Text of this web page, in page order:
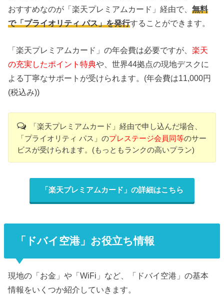
おすすめなのが「楽天プレミアムカード」経由で、無料
で「プライオリティ パス」を発行することができます。
「楽天プレミアムカード」の年会費は必要ですが、楽天
の充実したポイント特典や、世界44拠点の現地デスクに
よる丁寧なサポートが受けられます。(年会費は11,000円
(税込み))
「楽天プレミアムカード」経由で申し込んだ場合、
「プライオリティ パス」のプレステージ会員同等のサー
ビスが受けられます。(もっともランクの高いプラン)
「楽天プレミアムカード」の詳細はこちら
「ドバイ空港」お役立ち情報
現地の「お金」や「WiFi」など、「ドバイ空港」の基本
情報をいくつか紹介していきます。